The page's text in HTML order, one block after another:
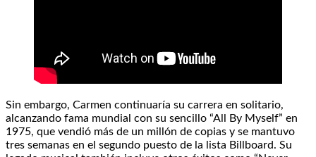
Sin embargo, Carmen continuaría su carrera en solitario,
alcanzando fama mundial con su sencillo “All By Myself” en
1975, que vendió más de un millón de copias y se mantuvo
tres semanas en el segundo puesto de la lista Billboard. Su